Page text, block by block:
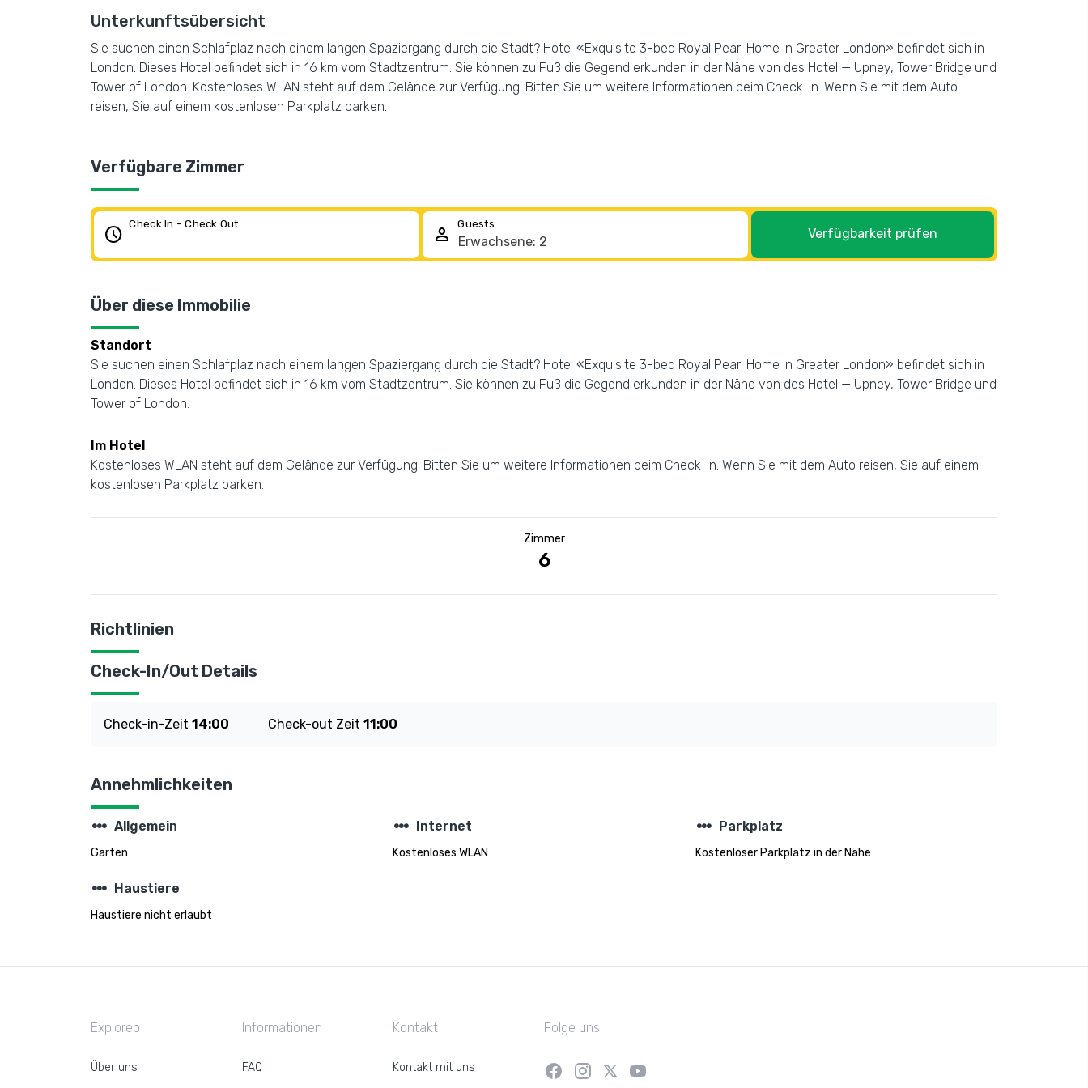
Unterkunftsübersicht
Sie suchen einen Schlafplaz nach einem langen Spaziergang durch die Stadt? Hotel «Exquisite 3-bed Royal Pearl Home in Greater London» befindet sich in
London. Dieses Hotel befindet sich in 16 km vom Stadtzentrum. Sie können zu Fuß die Gegend erkunden in der Nähe von des Hotel — Upney, Tower Bridge und
Tower of London. Kostenloses WLAN steht auf dem Gelände zur Verfügung. Bitten Sie um weitere Informationen beim Check-in. Wenn Sie mit dem Auto
reisen, Sie auf einem kostenlosen Parkplatz parken.
Verfügbare Zimmer
schedule Check In - Check Out person Guests
Verfügbarkeit prüfen
Über diese Immobilie
Standort
Sie suchen einen Schlafplaz nach einem langen Spaziergang durch die Stadt? Hotel «Exquisite 3-bed Royal Pearl Home in Greater London» befindet sich in
London. Dieses Hotel befindet sich in 16 km vom Stadtzentrum. Sie können zu Fuß die Gegend erkunden in der Nähe von des Hotel — Upney, Tower Bridge und
Tower of London.
Im Hotel
Kostenloses WLAN steht auf dem Gelände zur Verfügung. Bitten Sie um weitere Informationen beim Check-in. Wenn Sie mit dem Auto reisen, Sie auf einem
kostenlosen Parkplatz parken.
Zimmer
6
Richtlinien
Check-In/Out Details
Check-in-Zeit 14:00 Check-out Zeit 11:00
Annehmlichkeiten
steppers Allgemein
Garten
steppers Internet
Kostenloses WLAN
steppers Parkplatz
Kostenloser Parkplatz in der Nähe
steppers Haustiere
Haustiere nicht erlaubt
Exploreo
Über uns
Informationen
FAQ
Kontakt
Kontakt mit uns
Folge uns